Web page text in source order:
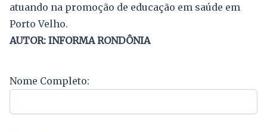
atuando na promoção de educação em saúde em
Porto Velho.
AUTOR: INFORMA RONDÔNIA
Nome Completo: